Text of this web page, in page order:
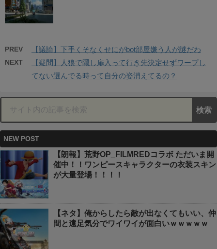
PREV 【議論】下手くそなくせにがbot部屋嫌う人が謎だわ
NEXT
【疑問】人狼で隠し扉入って行き先決定せずワープし
てない選んでる時って自分の姿消えてるの？
NEW POST
【朗報】荒野OP_FILMREDコラボ ただいま開
催中！！ワンピースキャラクターの衣装スキン
が大量登場！！！！
【ネタ】俺からしたら敵が出なくてもいい、仲
間と遠足気分でワイワイが面白いｗｗｗｗｗ